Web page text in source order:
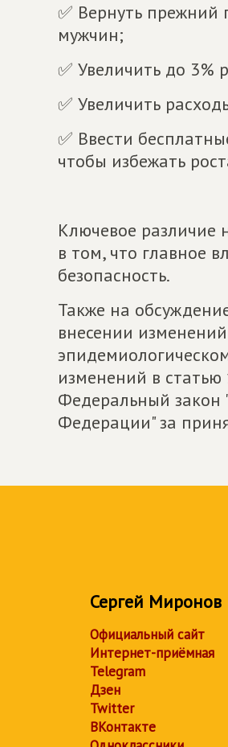
✅ Вернуть прежний
мужчин;⠀
✅ Увеличить до 3%
✅ Увеличить
✅ Ввести
чтобы избежать
Ключевое различие
в том, что главное
безопасность.
Также на
внесении
изменений в
Федеральный закон
Федерации" за
Сергей Миронов
Официальный сайт
Интернет-приёмная
Telegram
Дзен
Twitter
ВКонтакте